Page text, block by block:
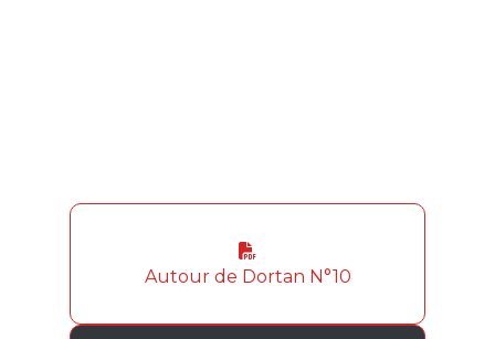
Autour de Dortan N°10